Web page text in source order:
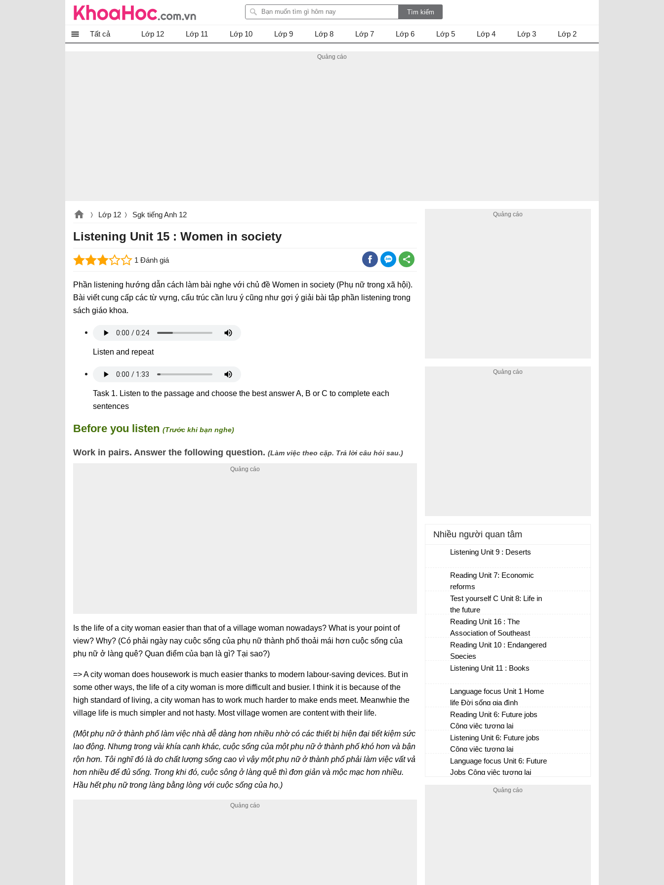
Tất cả Lớp 12 Lớp 11 Lớp 10 Lớp 9 Lớp 8 Lớp 7 Lớp 6 Lớp 5 Lớp 4 Lớp 3 Lớp 2
Lớp 12 Sgk tiếng Anh 12
Listening Unit 15 : Women in society
1 Đánh giá
Phần listening hướng dẫn cách làm bài nghe với chủ đề Women in society (Phụ nữ trong xã hội).
Bài viết cung cấp các từ vựng, cấu trúc cần lưu ý cũng như gợi ý giải bài tập phần listening trong
sách giáo khoa.
Listen and repeat
Task 1. Listen to the passage and choose the best answer A, B or C to complete each
sentences
Before you listen (Trước khi bạn nghe)
Work in pairs. Answer the following question. (Làm việc theo cặp. Trả lời câu hỏi sau.)
Is the life of a city woman easier than that of a village woman nowadays? What is your point of
view? Why? (Có phải ngày nay cuộc sống của phụ nữ thành phố thoải mái hơn cuộc sống của
phụ nữ ở làng quê? Quan điểm của bạn là gì? Tại sao?)
=> A city woman does housework is much easier thanks to modern labour-saving devices. But in
some other ways, the life of a city woman is more difficult and busier. I think it is because of the
high standard of living, a city woman has to work much harder to make ends meet. Meanwhie the
village life is much simpler and not hasty. Most village women are content with their life.
(Một phụ nữ ở thành phố làm việc nhà dễ dàng hơn nhiều nhờ có các thiết bị hiện đại tiết kiệm sức
lao động. Nhưng trong vài khía cạnh khác, cuộc sống của một phụ nữ ở thành phố khó hơn và bận
rộn hơn. Tôi nghĩ đó là do chất lượng sống cao vì vậy một phụ nữ ở thành phố phải làm việc vất vả
hơn nhiều để đủ sống. Trong khi đó, cuộc sông ở làng quê thì đơn giản và mộc mạc hơn nhiều.
Hầu hết phụ nữ trong làng bằng lòng với cuộc sống của họ.)
Nhiều người quan tâm
Listening Unit 9 : Deserts
Reading Unit 7: Economic
reforms
Test yourself C Unit 8: Life in
the future
Reading Unit 16 : The
Association of Southeast
Asian nations
Reading Unit 10 : Endangered
Species
Listening Unit 11 : Books
Language focus Unit 1 Home
life Đời sống gia đình
Reading Unit 6: Future jobs
Công việc tương lai
Listening Unit 6: Future jobs
Công việc tương lai
Language focus Unit 6: Future
Jobs Công việc tương lai